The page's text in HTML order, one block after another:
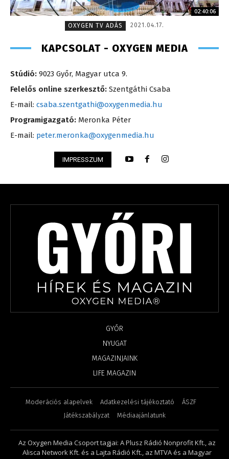
02:40:06
OXYGEN TV ADÁS
2021.04.17.
KAPCSOLAT - OXYGEN MEDIA
Stúdió: 9023 Győr, Magyar utca 9.
Felelős online szerkesztő: Szentgáthi Csaba
E-mail: csaba.szentgathi@oxygenmedia.hu
Programigazgató: Meronka Péter
E-mail: peter.meronka@oxygenmedia.hu
IMPRESSZUM
GYŐR
NYUGAT
MAGAZINJAINK
LIFE MAGAZIN
Moderációs alapelvek Adatkezelési tájékoztató
ÁSZF
Játékszabályzat
Médiaajánlatunk
Az Oxygen Media Csoport tagjai: A Plusz Rádió Nonprofit Kft., az
Alisca Network Kft. és a Lajta Rádió Kft., az MTVA és a Magyar